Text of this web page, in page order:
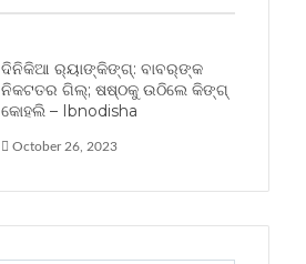
ଦିନିକିଆ ର‌୍ୟାଙ୍କିଙ୍ଗ୍‌: ବାବର୍‌ଙ୍କ
ନିକଟତର ଗିଲ୍‌; ଷଷ୍ଠକୁ ଉଠିଲେ କିଙ୍ଗ୍
କୋହଲି – Ibnodisha
October 26, 2023